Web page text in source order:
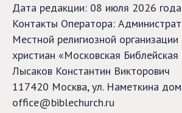
Дата редакции: 08 июля 2026 года
Контакты Оператора:
Местной религиозной организации
христиан «Московская
Лысаков Константин Викторович
117420 Москва, ул. Наметкина
office@biblechurch.ru